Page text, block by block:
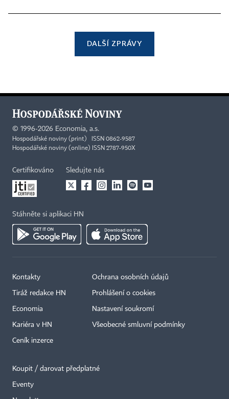
DALŠÍ ZPRÁVY
© 1996-2026 Economia, a.s.
Hospodářské noviny (print) ISSN 0862-9587
Hospodářské noviny (online) ISSN 2787-950X
Certifikováno Sledujte nás
Stáhněte si aplikaci HN
Kontakty
Tiráž redakce HN
Economia
Kariéra v HN
Ceník inzerce
Ochrana osobních údajů
Prohlášení o cookies
Nastavení soukromí
Všeobecné smluvní podmínky
Koupit / darovat předplatné
Eventy